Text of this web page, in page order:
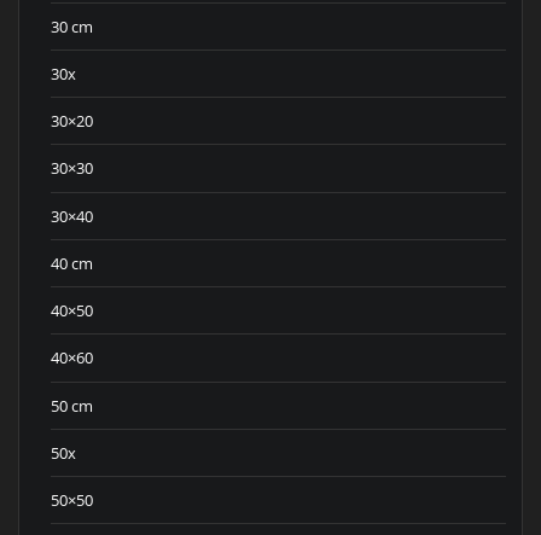
30 cm
30x
30×20
30×30
30×40
40 cm
40×50
40×60
50 cm
50x
50×50